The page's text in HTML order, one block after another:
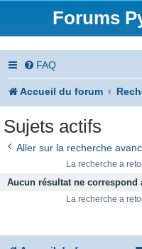
Forums
FAQ
Accueil du forum
Sujets actifs
Aller sur la recherche
La recherche a
Aucun résultat ne correspond
La recherche a